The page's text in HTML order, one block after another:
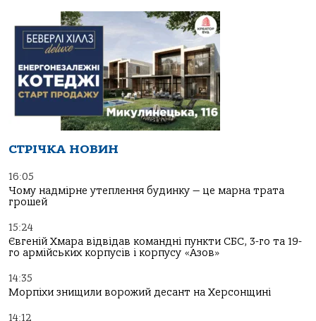
СТРІЧКА НОВИН
16:05
Чому надмірне утеплення будинку — це марна трата
грошей
15:24
Євгеній Хмара відвідав командні пункти СБС, 3-го та 19-
го армійських корпусів і корпусу «Азов»
14:35
Морпіхи знищили ворожий десант на Херсонщині
14:12